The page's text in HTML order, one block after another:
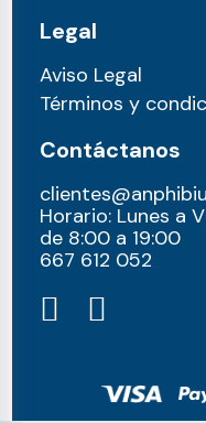
Legal
Aviso Legal
Términos y
Contáctanos
Horario: Lunes a
de 8:00 a 19:00
667 612 052​